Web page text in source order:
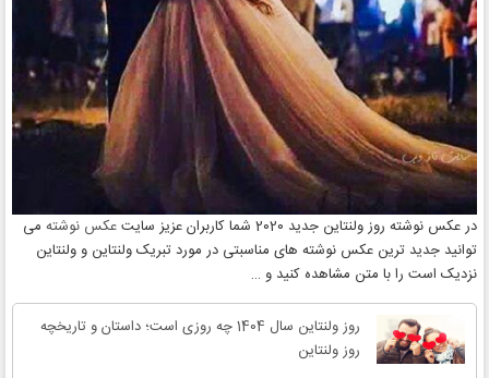
در عکس نوشته روز ولنتاین جدید 2020 شما کاربران عزیز سایت عکس نوشته می
توانید جدید ترین عکس نوشته های مناسبتی در مورد تبریک ولنتاین و ولنتاین
نزدیک است را با متن مشاهده کنید و …
روز ولنتاین سال 1404 چه روزی است؛ داستان و تاریخچه
روز ولنتاین